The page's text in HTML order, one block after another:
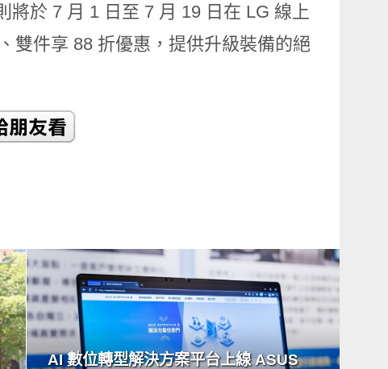
於 7 月 1 日至 7 月 19 日在 LG 線上
雙件享 88 折優惠，提供升級裝備的絕
AI 數位轉型解決方案平台上線 ASUS
READ
MORE